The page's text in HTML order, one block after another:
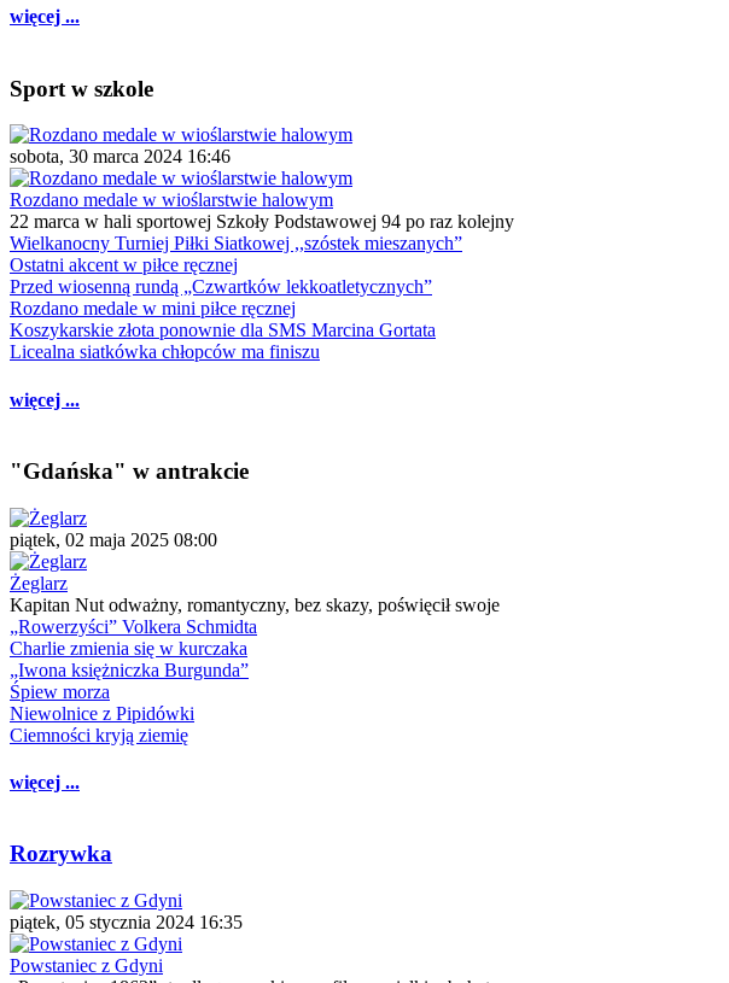
więcej ...
Sport w szkole
sobota, 30 marca 2024 16:46
Rozdano medale w wioślarstwie halowym
22 marca w hali sportowej Szkoły Podstawowej 94 po raz kolejny
Wielkanocny Turniej Piłki Siatkowej ,,szóstek mieszanych”
Ostatni akcent w piłce ręcznej
Przed wiosenną rundą „Czwartków lekkoatletycznych”
Rozdano medale w mini piłce ręcznej
Koszykarskie złota ponownie dla SMS Marcina Gortata
Licealna siatkówka chłopców ma finiszu
więcej ...
"Gdańska" w antrakcie
piątek, 02 maja 2025 08:00
Żeglarz
Kapitan Nut odważny, romantyczny, bez skazy, poświęcił swoje
„Rowerzyści” Volkera Schmidta
Charlie zmienia się w kurczaka
„Iwona księżniczka Burgunda”
Śpiew morza
Niewolnice z Pipidówki
Ciemności kryją ziemię
więcej ...
Rozrywka
piątek, 05 stycznia 2024 16:35
Powstaniec z Gdyni